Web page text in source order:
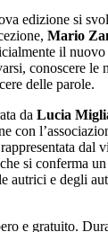
edizione si
Mario
il
conoscere le
delle parole.
da Lucia
con
dal
si conferma
autrici e degli
e gratuito.